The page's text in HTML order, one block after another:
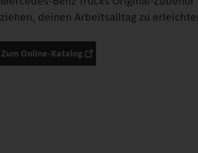
ziehen, deinen Arbeitsalltag zu
Zum Online-Katalog